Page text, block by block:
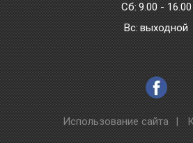
Сб: 9.00 - 16.00
Bc: выходной
Использование сайта |